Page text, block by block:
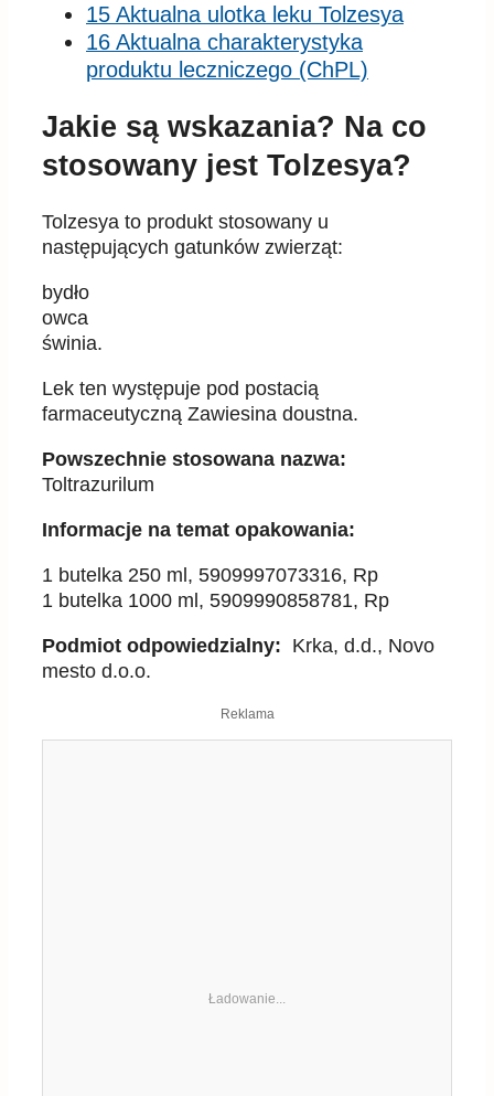
15 Aktualna ulotka leku Tolzesya
16 Aktualna charakterystyka
produktu leczniczego (ChPL)
Jakie są wskazania? Na co
stosowany jest Tolzesya?
Tolzesya to produkt stosowany u
następujących gatunków zwierząt:
bydło
owca
świnia.
Lek ten występuje pod postacią
farmaceutyczną Zawiesina doustna.
Powszechnie stosowana nazwa:
Toltrazurilum
Informacje na temat opakowania:
1 butelka 250 ml, 5909997073316, Rp
1 butelka 1000 ml, 5909990858781, Rp
Podmiot odpowiedzialny: Krka, d.d., Novo
mesto d.o.o.
Reklama